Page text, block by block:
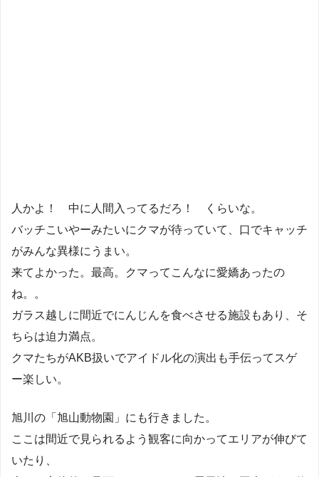
人かよ！ 中に人間入ってるだろ！ くらいな。
バッチこいやーみたいにクマが待っていて、口でキャッチ
がみんな異様にうまい。
来てよかった。最高。クマってこんなに愛嬌あったの
ね。。
ガラス越しに間近でにんじんを食べさせる施設もあり、そ
ちらは迫力満点。
クマたちがAKB扱いでアイドル化の演出も手伝ってスゲ
ー楽しい。
旭川の「旭山動物園」にも行きました。
ここは間近で見られるよう観客に向かってエリアが伸びて
いたり、